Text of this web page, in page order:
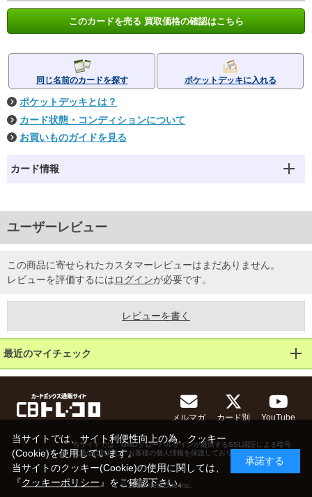
このカードを売る 買取価格の確認はこちら
同じ名前のカードを探す ポケットデッキに入れる
ポケットデッキとは？
カード状態・コンディションについて
お買いものガイドを見る
カード情報
ユーザーレビュー
この商品に寄せられたカスタマーレビューはまだありません。
レビューを評価するにはログインが必要です。
レビューを書く
最近のマイチェック
メルマガ カード別 YouTube
当サイトでは、GMOグローバルサインが提供するSSL認証による暗号
化通信に対応し、お客様の個人情報を保護しております。
© 2013 NextOne Inc.
当サイトでは、サイト利便性向上の為、クッキー
(Cookie)を使用しています。
当サイトのクッキー(Cookie)の使用に関しては、
『クッキーポリシー』をご確認下さい。
承諾する